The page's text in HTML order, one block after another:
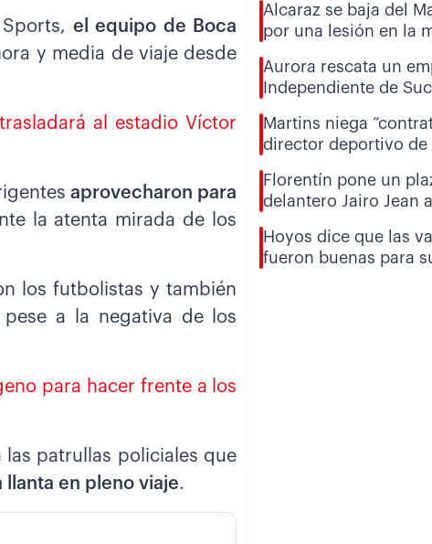
el equipo de Boca
y media de viaje desde
al estadio Víctor
aprovecharon para
la atenta mirada de los
los futbolistas y también
pese a la negativa de los
para hacer frente a los
patrullas policiales que
en pleno viaje.
Alcaraz se baja del
por una lesión en la
Aurora rescata un
Independiente de
Martins niega
director deportivo de
Florentín pone un
delantero Jairo Jean
Hoyos dice que las
fueron buenas para